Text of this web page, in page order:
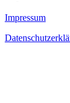
Impressum